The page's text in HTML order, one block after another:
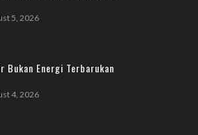
5, 2026
Bukan Energi Terbarukan
4, 2026